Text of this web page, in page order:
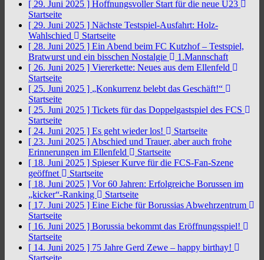
[ 29. Juni 2025 ] Hoffnungsvoller Start für die neue U23
Startseite
[ 29. Juni 2025 ] Nächste Testspiel-Ausfahrt: Holz-
Wahlschied
Startseite
[ 28. Juni 2025 ] Ein Abend beim FC Kutzhof – Testspiel,
Bratwurst und ein bisschen Nostalgie
1.Mannschaft
[ 26. Juni 2025 ] Viererkette: Neues aus dem Ellenfeld
Startseite
[ 25. Juni 2025 ] „Konkurrenz belebt das Geschäft!“
Startseite
[ 25. Juni 2025 ] Tickets für das Doppelgastspiel des FCS
Startseite
[ 24. Juni 2025 ] Es geht wieder los!
Startseite
[ 23. Juni 2025 ] Abschied und Trauer, aber auch frohe
Erinnerungen im Ellenfeld
Startseite
[ 18. Juni 2025 ] Spieser Kurve für die FCS-Fan-Szene
geöffnet
Startseite
[ 18. Juni 2025 ] Vor 60 Jahren: Erfolgreiche Borussen im
„kicker“-Ranking
Startseite
[ 17. Juni 2025 ] Eine Eiche für Borussias Abwehrzentrum
Startseite
[ 16. Juni 2025 ] Borussia bekommt das Eröffnungsspiel!
Startseite
[ 14. Juni 2025 ] 75 Jahre Gerd Zewe – happy birthay!
Startseite